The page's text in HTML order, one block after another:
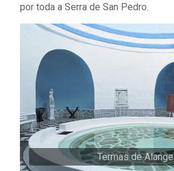
por toda a Serra de San Pedro.
Termas de Alange